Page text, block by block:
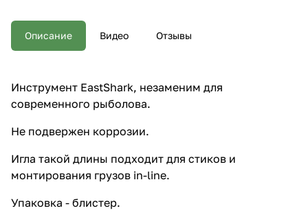
Упаковка - блистер.
Описание Видео Отзывы
Инструмент EastShark, незаменим для
современного рыболова.
Не подвержен коррозии.
Игла такой длины подходит для стиков и
монтирования грузов in-line.
Упаковка - блистер.